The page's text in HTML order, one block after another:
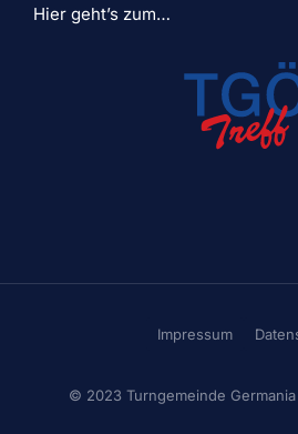
Hier geht’s zum…
© 2023 Turngemeinde Germania
Impressum